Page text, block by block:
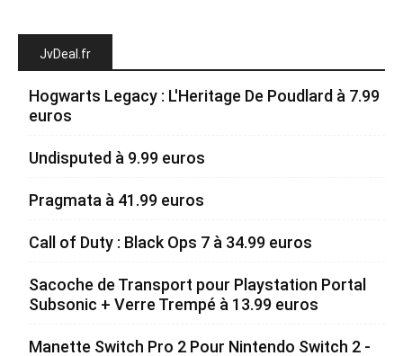
JvDeal.fr
Hogwarts Legacy : L'Heritage De Poudlard à 7.99
euros
Undisputed à 9.99 euros
Pragmata à 41.99 euros
Call of Duty : Black Ops 7 à 34.99 euros
Sacoche de Transport pour Playstation Portal
Subsonic + Verre Trempé à 13.99 euros
Manette Switch Pro 2 Pour Nintendo Switch 2 -